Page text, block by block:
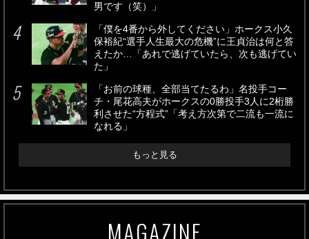
男です（笑）」
「僕を4番から外してください」ホークス小久
保裕紀“選手人生最大の危機”に王貞治は何と答
えたか…「あれで逃げていたら、次も逃げてい
た」
「お前の球種、全部当てたるわ」名投手コー
チ・尾花高夫がホークスの0勝投手3人に2桁勝
利させた“方程式”「考え方次第で二流も一流に
なれる」
もっと見る
MAGAZINE